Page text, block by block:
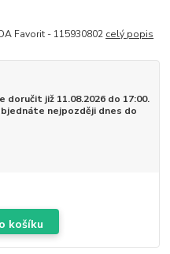
Favorit - 115930802 celý popis
doručit již 11.08.2026 do 17:00.
nejpozději dnes do
košíku